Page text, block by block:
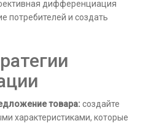
дифференциация
потребителей и создать
товара: создайте
характеристиками, которые